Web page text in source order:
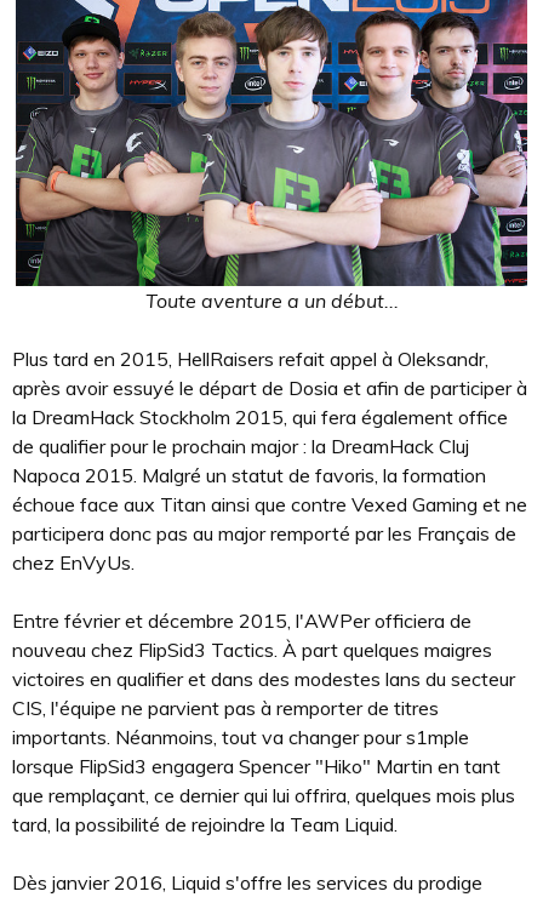
Toute aventure a un début...
Plus tard en 2015, HellRaisers refait appel à Oleksandr,
après avoir essuyé le départ de Dosia et afin de participer à
la DreamHack Stockholm 2015, qui fera également office
de qualifier pour le prochain major : la DreamHack Cluj
Napoca 2015. Malgré un statut de favoris, la formation
échoue face aux Titan ainsi que contre Vexed Gaming et ne
participera donc pas au major remporté par les Français de
chez EnVyUs.
Entre février et décembre 2015, l'AWPer officiera de
nouveau chez FlipSid3 Tactics. À part quelques maigres
victoires en qualifier et dans des modestes lans du secteur
CIS, l'équipe ne parvient pas à remporter de titres
importants. Néanmoins, tout va changer pour s1mple
lorsque FlipSid3 engagera Spencer "Hiko" Martin en tant
que remplaçant, ce dernier qui lui offrira, quelques mois plus
tard, la possibilité de rejoindre la Team Liquid.
Dès janvier 2016, Liquid s'offre les services du prodige